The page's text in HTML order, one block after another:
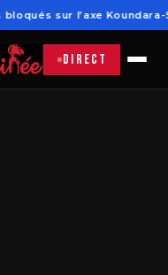
sur l’axe Koundara-
DIRECT